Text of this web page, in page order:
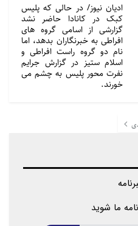
ادیان نیوز/ در حالی که پلیس
کبک در کانادا حاضر نشد
گزارشی از اسامی گروه های
افراطی به خبرنگاران بدهد، اما
نام دو گروه راست افراطی و
اسلام ستیز در گزارش جرایم
نفرت محور پلیس به چشم می
خورند.
ما شوید